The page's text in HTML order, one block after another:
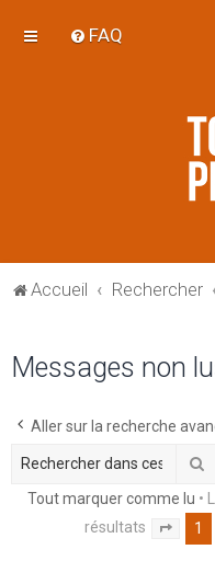
FAQ
Accueil Rechercher
Messages non
Aller sur la recherche
Tout marquer comme lu •
résultats
Page
1